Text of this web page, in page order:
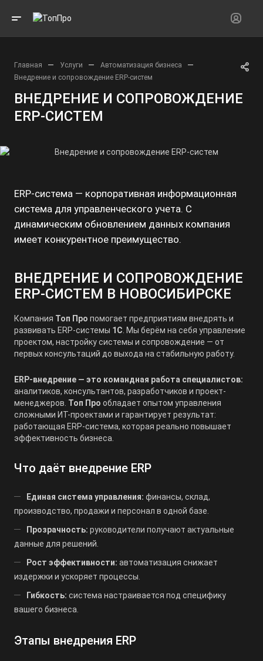
Главная — Услуги — Автоматизация бизнеса —
Внедрение и сопровождение ERP-систем
ВНЕДРЕНИЕ И СОПРОВОЖДЕНИЕ
ERP-СИСТЕМ
ERP-система — корпоративная информационная
система для управленческого учета. С
динамическим обновлением данных компания
имеет конкурентное преимущество.
ВНЕДРЕНИЕ И СОПРОВОЖДЕНИЕ
ERP-СИСТЕМ В НОВОСИБИРСКЕ
Компания Топ Про помогает предприятиям внедрять и
развивать ERP-системы 1С . Мы берём на себя управление
проектом, настройку системы и сопровождение — от
первых консультаций до выхода на стабильную работу.
ERP-внедрение — это командная работа специалистов:
аналитиков, консультантов, разработчиков и проект-
менеджеров. Топ Про обладает опытом управления
сложными ИТ-проектами и гарантирует результат:
работающая ERP-система, которая реально повышает
эффективность бизнеса.
Что даёт внедрение ERP
Единая система управления: финансы, склад,
производство, продажи и персонал в одной базе.
Прозрачность: руководители получают актуальные
данные для решений.
Рост эффективности: автоматизация снижает
издержки и ускоряет процессы.
Гибкость: система настраивается под специфику
вашего бизнеса.
Этапы внедрения ERP